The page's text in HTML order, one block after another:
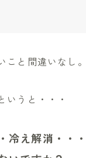
と間違いなし。
いうと・・・
冷え解消・・